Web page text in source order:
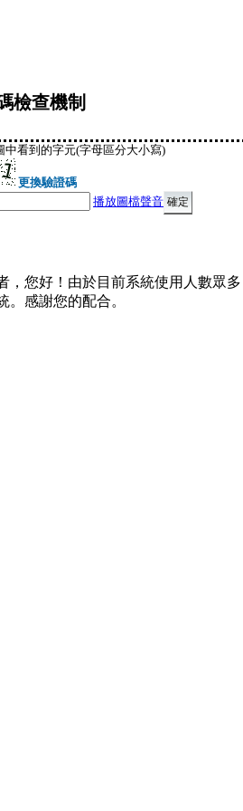
檢查機制
中看到的字元(字母區分大小寫)
更換驗證碼
播放圖檔聲音
，您好！由於目前系統使用人數眾
。感謝您的配合。